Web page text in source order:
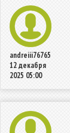
andreiii76765
12 декабря
2025 05:00